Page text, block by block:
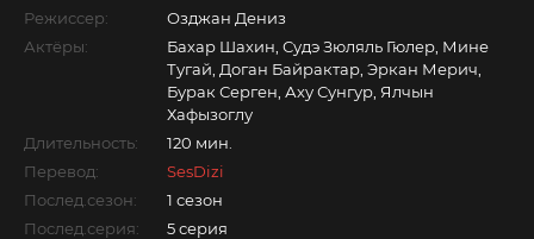
Режиссер:
Озджан Дениз
Актёры:
Бахар Шахин, Судэ Зюляль Гюлер, Мине
Тугай, Доган Байрактар, Эркан Мерич,
Бурак Серген, Аху Сунгур, Ялчын
Хафызоглу
Длительность:
120 мин.
Перевод:
SesDizi
Послед.сезон:
1 сезон
Послед.серия:
5 серия